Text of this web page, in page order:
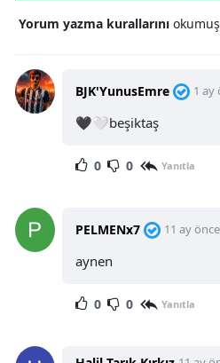
Yorum yazma kurallarını okumuş
BJK'YunusEmre 1 ay
🖤🤍beşiktaş
0 0 Yanıtla
PELMENx7 11 ay önce
aynen
0 0 Yanıtla